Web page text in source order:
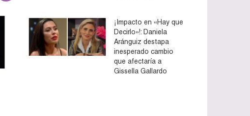
¡Impacto en «Hay que
Decirlo»!: Daniela
Aránguiz destapa
inesperado cambio
que afectaría a
Gissella Gallardo